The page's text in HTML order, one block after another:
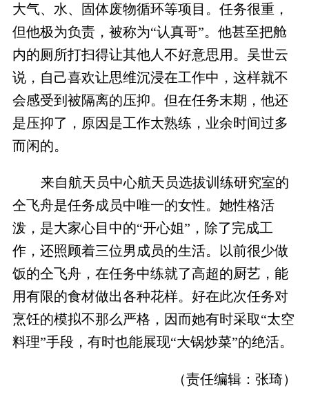
大气、水、固体废物循环等项目。任务很重，
但他极为负责，被称为“认真哥”。他甚至把舱
内的厕所打扫得让其他人不好意思用。吴世云
说，自己喜欢让思维沉浸在工作中，这样就不
会感受到被隔离的压抑。但在任务末期，他还
是压抑了，原因是工作太熟练，业余时间过多
而闲的。
来自航天员中心航天员选拔训练研究室的
仝飞舟是任务成员中唯一的女性。她性格活
泼，是大家心目中的“开心姐”，除了完成工
作，还照顾着三位男成员的生活。以前很少做
饭的仝飞舟，在任务中练就了高超的厨艺，能
用有限的食材做出各种花样。好在此次任务对
烹饪的模拟不那么严格，因而她有时采取“太空
料理”手段，有时也能展现“大锅炒菜”的绝活。
（责任编辑：张琦）